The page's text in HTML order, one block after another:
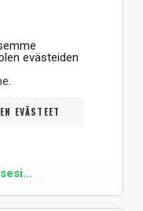
evästeiden
.
EVÄSTEET